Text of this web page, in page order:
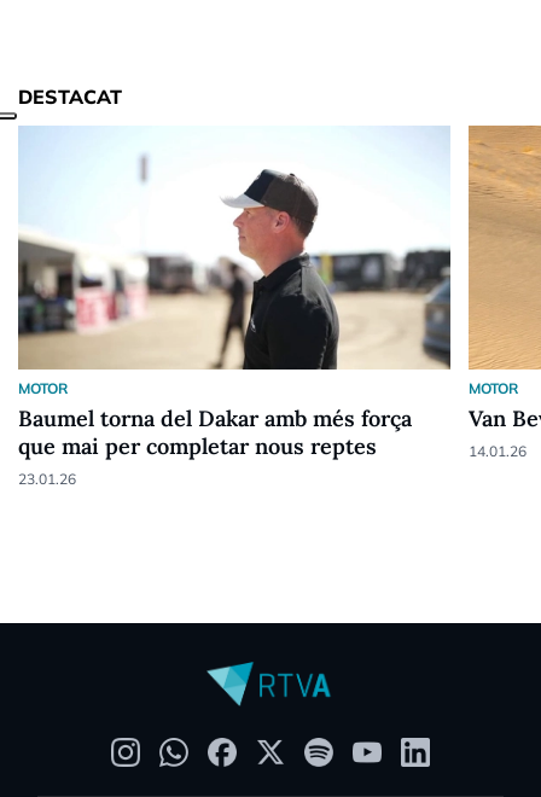
DESTACAT
MOTOR
Baumel torna del Dakar amb més força
que mai per completar nous reptes
23.01.26
MOTOR
Van
14.01.26